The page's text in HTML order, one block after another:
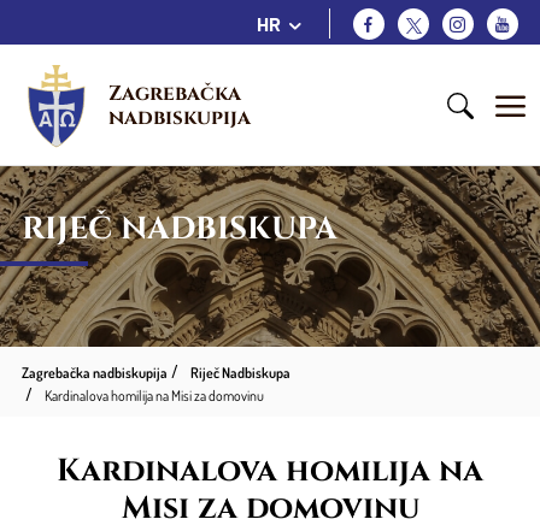
HR
Zagrebačka
nadbiskupija
RIJEČ NADBISKUPA
Zagrebačka nadbiskupija
Riječ Nadbiskupa
Kardinalova homilija na Misi za domovinu
Kardinalova homilija na
Misi za domovinu